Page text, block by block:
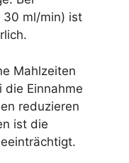
30 ml/min) ist
Mahlzeiten
Einnahme
reduzieren
ist die